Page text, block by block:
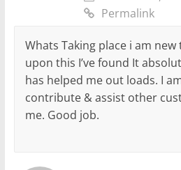
Permalink
Whats Taking place i am
upon this I’ve found It
has helped me out loads. I
contribute & assist other
me. Good job.